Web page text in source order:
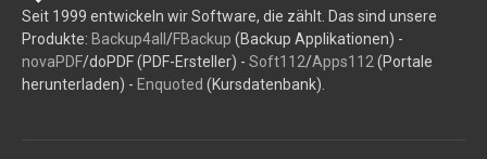
Seit 1999 entwickeln wir Software, die zählt. Das sind unsere
Produkte: Backup4all /FBackup (Backup Applikationen) -
novaPDF/doPDF (PDF-Ersteller) - Soft112/Apps112 (Portale
herunterladen) - Enquoted (Kursdatenbank).